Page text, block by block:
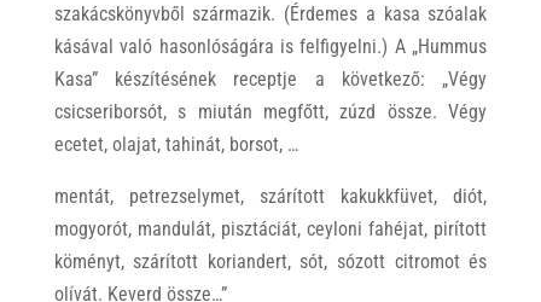
szakácskönyvből származik. (Érdemes a kasa szóalak
kásával való hasonlóságára is felfigyelni.) A „Hummus
Kasa” készítésének receptje a következő: „Végy
csicseriborsót, s miután megfőtt, zúzd össze. Végy
ecetet, olajat, tahinát, borsot, …
mentát, petrezselymet, szárított kakukkfüvet, diót,
mogyorót, mandulát, pisztáciát, ceyloni fahéjat, pirított
köményt, szárított koriandert, sót, sózott citromot és
olívát. Keverd össze…”